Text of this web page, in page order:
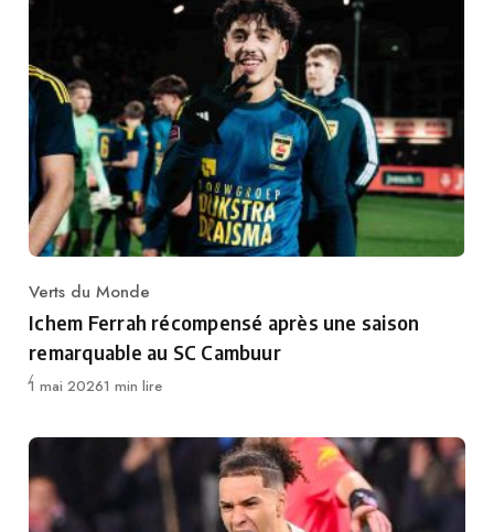
Category
Verts du Monde
Ichem Ferrah récompensé après une saison
remarquable au SC Cambuur
Publié
1 mai 20261 min lire